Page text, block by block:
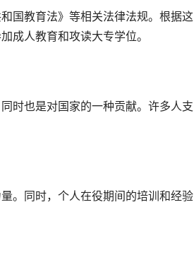
国教育法》等相关法律法规。根据这
成人教育和攻读大专学位。
时也是对国家的一种贡献。许多人支
。同时，个人在役期间的培训和经验